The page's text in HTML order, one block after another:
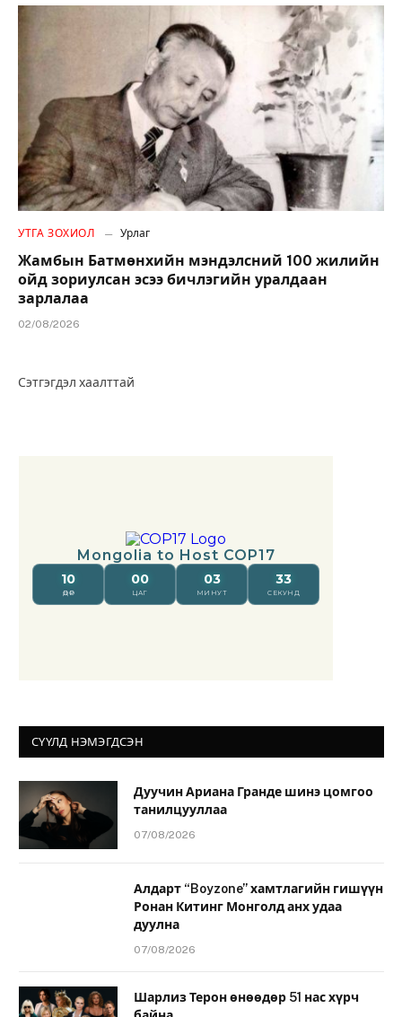
УТГА ЗОХИОЛ Урлаг
Жамбын Батмөнхийн мэндэлсний 100 жилийн
ойд зориулсан эсээ бичлэгийн уралдаан
зарлалаа
02/08/2026
Сэтгэгдэл хаалттай
СҮҮЛД НЭМЭГДСЭН
Дуучин Ариана Гранде шинэ цомгоо
танилцууллаа
07/08/2026
Алдарт “Boyzone” хамтлагийн гишүүн
Ронан Китинг Монголд анх удаа
дуулна
07/08/2026
Шарлиз Терон өнөөдөр 51 нас хүрч